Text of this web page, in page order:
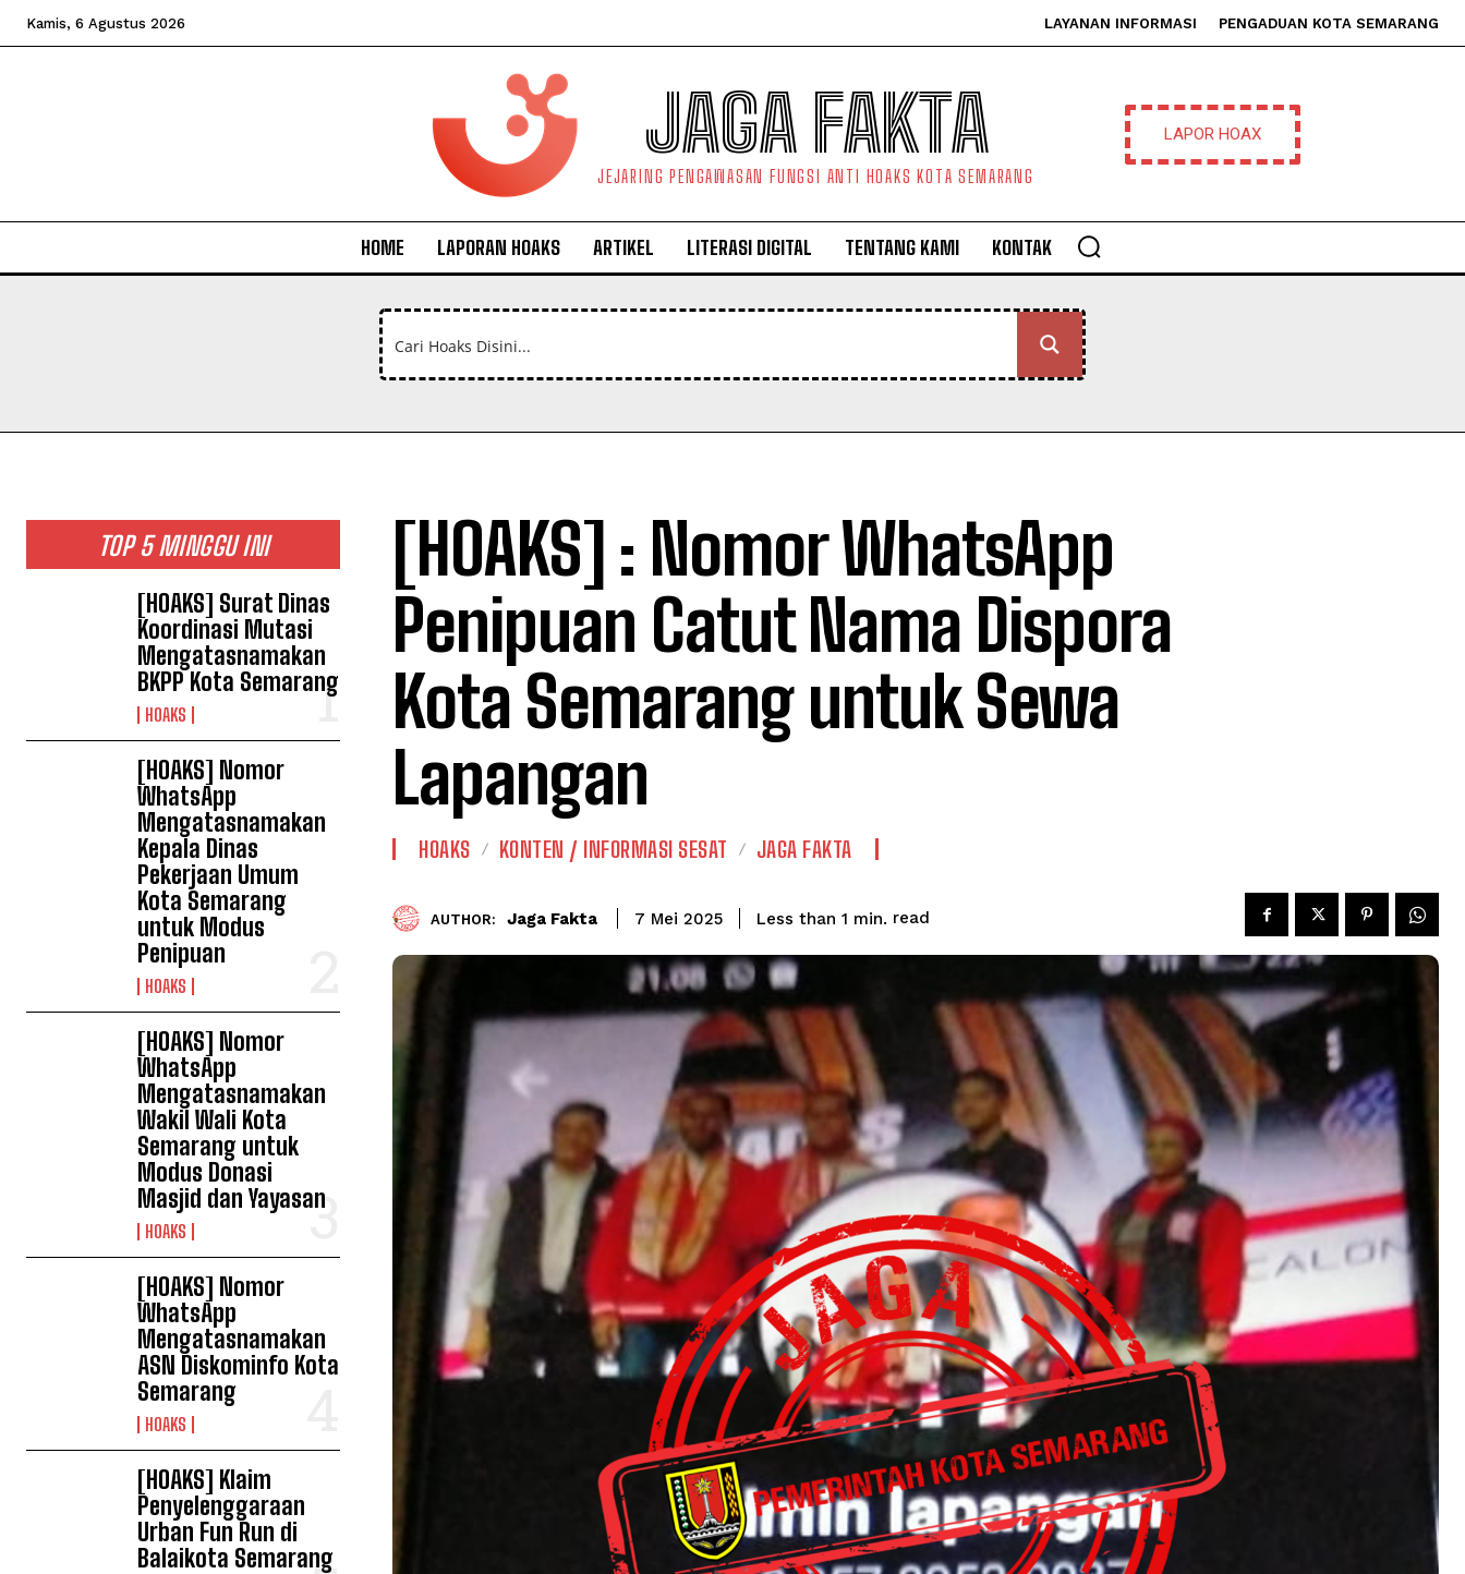
Kamis, 6 Agustus 2026 LAYANAN INFORMASI PENGADUAN KOTA SEMARANG
JAGA FAKTA
JEJARING PENGAWASAN FUNGSI ANTI HOAKS KOTA SEMARANG
LAPOR HOAX
HOME LAPORAN HOAKS ARTIKEL LITERASI DIGITAL TENTANG KAMI KONTAK
TOP 5 MINGGU INI
[HOAKS] Surat Dinas
Koordinasi Mutasi
Mengatasnamakan
BKPP Kota Semarang
HOAKS
[HOAKS] Nomor
WhatsApp
Mengatasnamakan
Kepala Dinas
Pekerjaan Umum
Kota Semarang
untuk Modus
Penipuan
HOAKS
[HOAKS] Nomor
WhatsApp
Mengatasnamakan
Wakil Wali Kota
Semarang untuk
Modus Donasi
Masjid dan Yayasan
HOAKS
[HOAKS] Nomor
WhatsApp
Mengatasnamakan
ASN Diskominfo Kota
Semarang
HOAKS
[HOAKS] Klaim
Penyelenggaraan
Urban Fun Run di
Balaikota Semarang
[HOAKS] : Nomor WhatsApp
Penipuan Catut Nama Dispora
Kota Semarang untuk Sewa
Lapangan
HOAKS KONTEN / INFORMASI SESAT JAGA FAKTA
AUTHOR: Jaga Fakta 7 Mei 2025 Less than 1 min. read